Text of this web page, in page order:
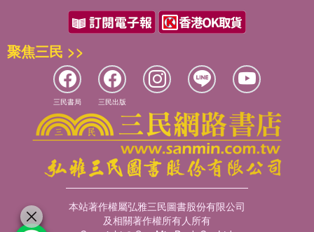
聚焦三民 >>
三民書局 三民出版
本站著作權屬弘雅三民圖書股份有限公司
及相關著作權所有人所有